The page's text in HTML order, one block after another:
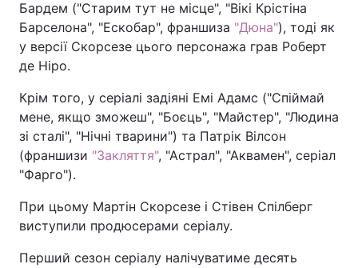
Бардем ("Старим тут не місце", "Вікі Крістіна
Барселона", "Ескобар", франшиза "Дюна"), тоді як
у версії Скорсезе цього персонажа грав Роберт
де Ніро.
Крім того, у серіалі задіяні Емі Адамс ("Спіймай
мене, якщо зможеш", "Боєць", "Майстер", "Людина
зі сталі", "Нічні тварини") та Патрік Вілсон
(франшизи "Закляття", "Астрал", "Аквамен", серіал
"Фарго").
При цьому Мартін Скорсезе і Стівен Спілберг
виступили продюсерами серіалу.
Перший сезон серіалу налічуватиме десять